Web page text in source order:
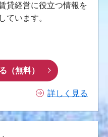
貸経営に役立つ情報を
ています。
（無料）
詳しく見る